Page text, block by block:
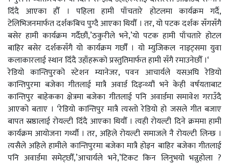
दिँदै आएका हौँ । पहिला हामी पाँचतारे होटलमा कार्यक्रम गर्दै,
टेलिभिजनमार्फत दर्शकबिच पुग्दै आएका थियौँ । तर, यो पटक दर्शक सँगसँगै
बसेर हामी कार्यक्रम गर्दैछौं,’ठकुरीले भने,’यो पटक हामी पाँचतारे होटल
बाहिर बसेर दर्शकसँगै यो कार्यक्रम गर्छौँ । यो म्युजिकल नाइट्समा युवा
कलाकारलाई स्थान दिँदै उहाँहरूको प्रस्तुतिमार्फत हामी सँगै रमाउनेछौँ ।‘
रेडियो कान्तिपुरको स्टेशन म्यानेजर, पवन आचार्यले यसअघि रेडियो
कान्तिपुरमा बजेका गीतलाई मात्रै अवार्ड दिइन्थ्यौं भने केही वर्षयताबाट
कान्तिपुर बाहेकका क्षेत्रमा बजेका गीतलाई पनि अवार्डमा समावेश गराउँदै
आएको बताए । ‘रेडियो कान्तिपुर मात्रै त्यस्तो रेडियो हो जसले गीत बजाए
बापत स्रष्ठालाई रोयल्टी दिँदै आएका थियौँ । त्यही रोयल्टी दिने क्रममा हामी
कार्यक्रम आयोजना गर्थ्यौ । तर, अहिले रोयल्टी समाजले नै रोयल्टी लिन्छ ।
त्यसैले अहिले हामीले कान्तिपुरमा बजेका मात्रै होइन बाहिर बजेका गीतलाई
पनि अवार्डमा समेट्छौँ,’आचार्यले भने,’टिकट किन लिनुभयो भन्नुहोला ?